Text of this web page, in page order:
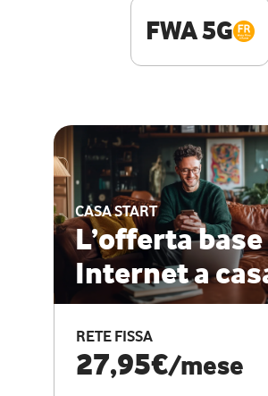
FWA 5G
CASA START
L’offerta
Internet a
RETE FISSA
27,95€/mese
ESCLUSIVA ONLINE
CASA PRO
Internet
vantaggi